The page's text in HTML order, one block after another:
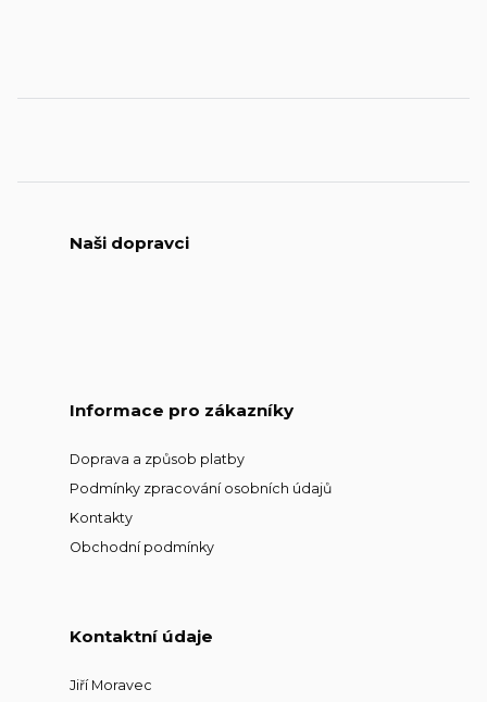
Naši dopravci
Informace pro zákazníky
Doprava a způsob platby
Podmínky zpracování osobních údajů
Kontakty
Obchodní podmínky
Kontaktní údaje
Jiří Moravec